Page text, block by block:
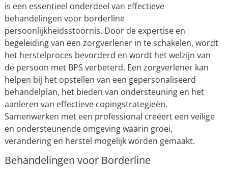
is een essentieel onderdeel van effectieve
behandelingen voor borderline
persoonlijkheidsstoornis. Door de expertise en
begeleiding van een zorgverlener in te schakelen, wordt
het herstelproces bevorderd en wordt het welzijn van
de persoon met BPS verbeterd. Een zorgverlener kan
helpen bij het opstellen van een gepersonaliseerd
behandelplan, het bieden van ondersteuning en het
aanleren van effectieve copingstrategieën.
Samenwerken met een professional creëert een veilige
en ondersteunende omgeving waarin groei,
verandering en herstel mogelijk worden gemaakt.
Behandelingen voor Borderline